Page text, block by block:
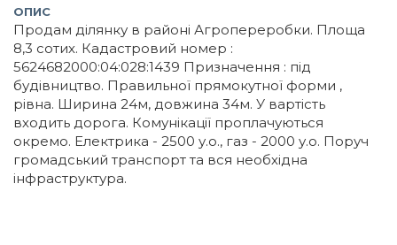
ОПИС
Продам ділянку в районі Агропереробки. Площа
8,3 сотих. Кадастровий номер :
5624682000:04:028:1439 Призначення : під
будівництво. Правильної прямокутної форми ,
рівна. Ширина 24м, довжина 34м. У вартість
входить дорога. Комунікації проплачуються
окремо. Електрика - 2500 у.о., газ - 2000 у.о. Поруч
громадський транспорт та вся необхідна
інфраструктура.